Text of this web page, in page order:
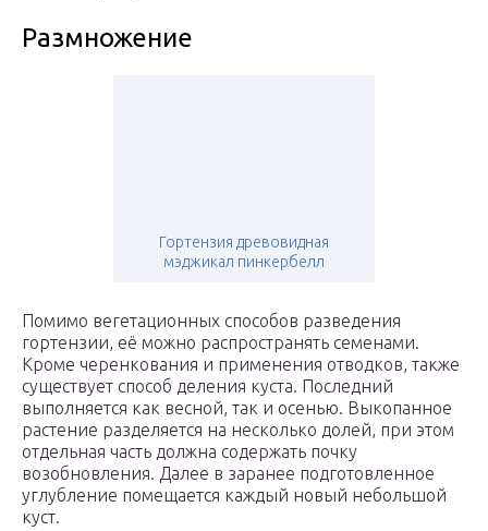
Размножение
Гортензия древовидная
мэджикал пинкербелл
Помимо вегетационных способов разведения
гортензии, её можно распространять семенами.
Кроме черенкования и применения отводков, также
существует способ деления куста. Последний
выполняется как весной, так и осенью. Выкопанное
растение разделяется на несколько долей, при этом
отдельная часть должна содержать почку
возобновления. Далее в заранее подготовленное
углубление помещается каждый новый небольшой
куст.